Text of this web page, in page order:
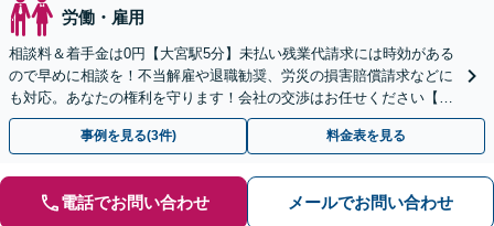
労働・雇用
相談料＆着手金は0円【大宮駅5分】未払い残業代請求には時効がある
ので早めに相談を！不当解雇や退職勧奨、労災の損害賠償請求などに
も対応。あなたの権利を守ります！会社の交渉はお任せください【休
日・夜間対応可】
事例を見る(3件) 料金表を見る
電話でお問い合わせ メールでお問い合わせ